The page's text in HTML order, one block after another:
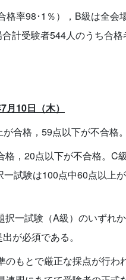
率98･1％），B級は全会
計受験者544人のうち合格
10日（木）
合格，59点以下が不合格。
，20点以下が不合格。C
試験は100点中60点以上
一試験（A級）のいずれ
が必須である。
もとで厳正な採点が行わ